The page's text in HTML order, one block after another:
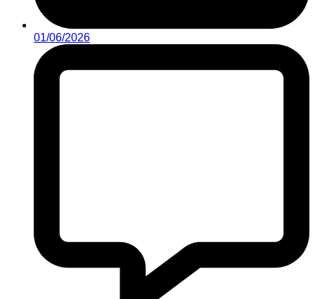
01/06/2026